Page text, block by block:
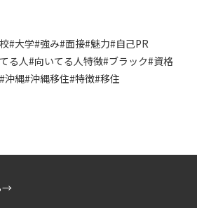
#大学#強み#面接#魅力#自己PR
る人#向いてる人特徴#ブラック#資格
#沖縄#沖縄移住#特徴#移住
→